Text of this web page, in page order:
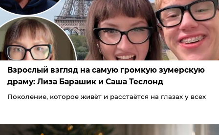
Взрослый взгляд на самую громкую зумерскую
драму: Лиза Барашик и Саша Теслонд
Поколение, которое живёт и расстаётся на глазах у всех